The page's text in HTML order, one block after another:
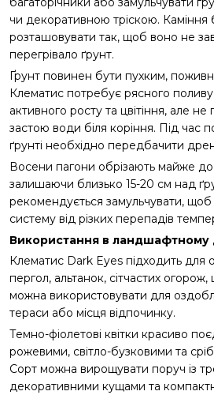
чи декоративною тріскою. Каміння
розташовувати так, щоб воно не
перегрівало ґрунт.
Ґрунт повинен бути пухким,
Клематис потребує рясного
активного росту та цвітіння, але
застою води біля коріння. Під час
ґрунті необхідно передбачити
Восени пагони обрізають майже до
залишаючи близько 15-20 см над
рекомендується замульчувати,
систему від різких перепадів
Використання в ландшафтному
Клематис Dark Eyes підходить
пергол, альтанок, сітчастих огорож,
можна використовувати для
тераси або місця відпочинку.
Темно-фіолетові квітки красиво
рожевими, світло-бузковими та
Сорт можна вирощувати поруч із
декоративними кущами та